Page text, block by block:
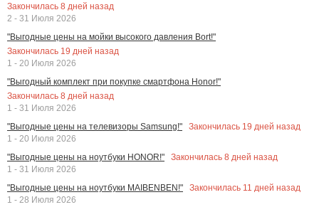
Закончилась 8 дней назад
2 - 31 Июля 2026
"Выгодные цены на мойки высокого давления Bort!"
Закончилась 19 дней назад
1 - 20 Июля 2026
"Выгодный комплект при покупке смартфона Honor!"
Закончилась 8 дней назад
1 - 31 Июля 2026
"Выгодные цены на телевизоры Samsung!"
Закончилась 19 дней назад
1 - 20 Июля 2026
"Выгодные цены на ноутбуки HONOR!"
Закончилась 8 дней назад
1 - 31 Июля 2026
"Выгодные цены на ноутбуки MAIBENBEN!"
Закончилась 11 дней назад
1 - 28 Июля 2026